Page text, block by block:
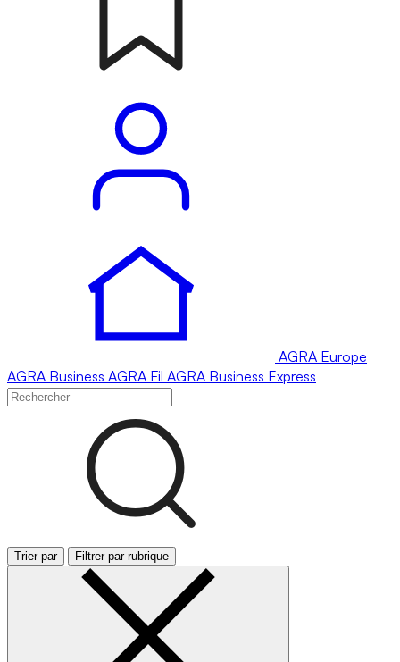
AGRA Europe
AGRA Business AGRA Fil AGRA Business Express
Trier par Filtrer par rubrique